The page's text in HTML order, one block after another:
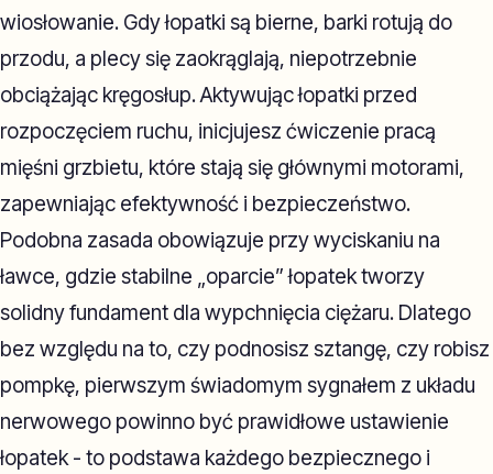
wiosłowanie. Gdy łopatki są bierne, barki rotują do
przodu, a plecy się zaokrąglają, niepotrzebnie
obciążając kręgosłup. Aktywując łopatki przed
rozpoczęciem ruchu, inicjujesz ćwiczenie pracą
mięśni grzbietu, które stają się głównymi motorami,
zapewniając efektywność i bezpieczeństwo.
Podobna zasada obowiązuje przy wyciskaniu na
ławce, gdzie stabilne „oparcie” łopatek tworzy
solidny fundament dla wypchnięcia ciężaru. Dlatego
bez względu na to, czy podnosisz sztangę, czy robisz
pompkę, pierwszym świadomym sygnałem z układu
nerwowego powinno być prawidłowe ustawienie
łopatek - to podstawa każdego bezpiecznego i